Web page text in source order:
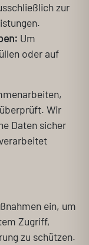
zur
Um
oder auf
Wir
Daten sicher
ein, um
Zugriff,
zu schützen.